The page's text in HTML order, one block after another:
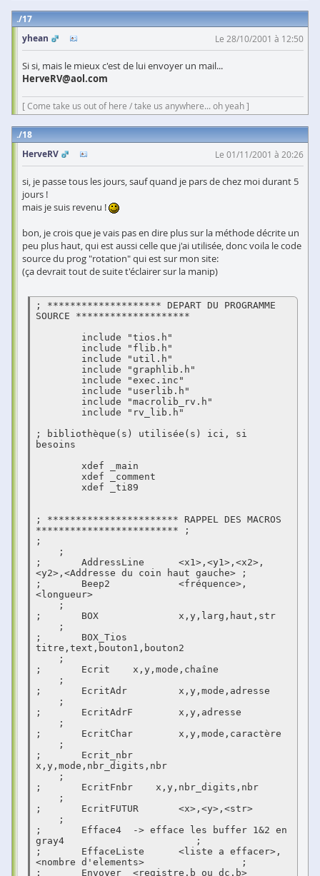
17
yhean
Le 28/10/2001 à 12:50
Si si, mais le mieux c'est de lui envoyer un mail...
HerveRV@aol.com
[ Come take us out of here / take us anywhere... oh yeah ]
18
HerveRV
Le 01/11/2001 à 20:26
si, je passe tous les jours, sauf quand je pars de chez moi durant 5
jours !
mais je suis revenu !
bon, je crois que je vais pas en dire plus sur la méthode décrite un
peu plus haut, qui est aussi celle que j'ai utilisée, donc voila le code
source du prog "rotation" qui est sur mon site:
(ça devrait tout de suite t'éclairer sur la manip)
; ******************** DEPART DU PROGRAMME
SOURCE ********************
; bibliothèque(s) utilisée(s) ici, si
besoins
; *********************** RAPPEL DES MACROS
************************* ;
;
    ;
;	AddressLine	 <x1>,<y1>,<x2>,
<y2>,<Addresse du coin haut gauche> ;
;	Beep2		 <fréquence>,
<longueur>
    ;
;	BOX		 x,y,larg,haut,str
    ;
;	BOX_Tios
titre,text,bouton1,bouton2
    ;
;	Ecrit 	 x,y,mode,chaîne
    ;
;	EcritAdr	 x,y,mode,adresse
    ;
;	EcritAdrF	 x,y,adresse
    ;
;	EcritChar	 x,y,mode,caractère
    ;
;	Ecrit_nbr
x,y,mode,nbr_digits,nbr
    ;
;	EcritFnbr    x,y,nbr_digits,nbr
    ;
;	EcritFUTUR	 <x>,<y>,<str>
    ;
;	Efface4	 -> efface les buffer 1&2 en
gray4			    ;
;	EffaceListe	 <liste a effacer>,
<nombre d'elements>		    ;
;	Envoyer	 <registre.b ou dc.b>